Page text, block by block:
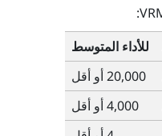
للأداء المتوسط
20,000 أو أقل
4,000 أو أقل